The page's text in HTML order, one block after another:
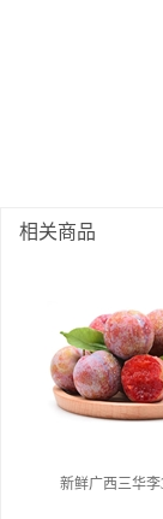
相关商品
新鲜广西三华